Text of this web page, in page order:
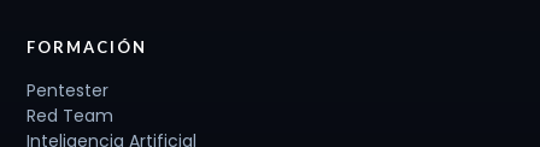
FORMACIÓN
Pentester
Red Team
Inteligencia Artificial